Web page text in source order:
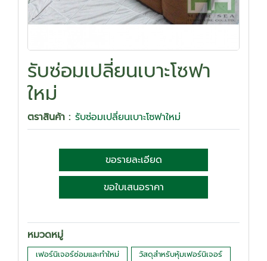
รับซ่อมเปลี่ยนเบาะโซฟา
ใหม่
ตราสินค้า : รับซ่อมเปลี่ยนเบาะโซฟาใหม่
ขอรายละเอียด
ขอใบเสนอราคา
หมวดหมู่
เฟอร์นิเจอร์ซ่อมและทำใหม่ วัสดุสำหรับหุ้มเฟอร์นิเจอร์